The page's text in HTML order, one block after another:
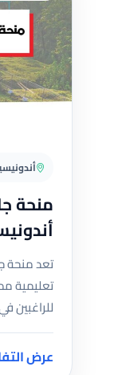
منحة
تعد منحة
تعليمية
للراغبين
عرض